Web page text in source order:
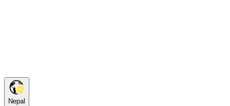
Nepal